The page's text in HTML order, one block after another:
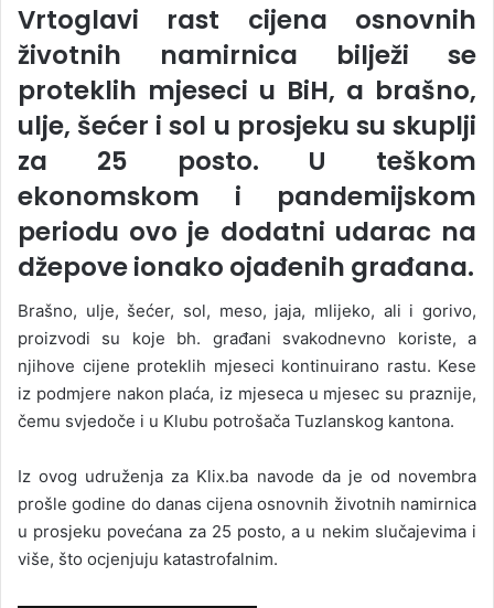
Vrtoglavi rast cijena osnovnih
životnih namirnica bilježi se
proteklih mjeseci u BiH, a brašno,
ulje, šećer i sol u prosjeku su skuplji
za 25 posto. U teškom
ekonomskom i pandemijskom
periodu ovo je dodatni udarac na
džepove ionako ojađenih građana.
Brašno, ulje, šećer, sol, meso, jaja, mlijeko, ali i gorivo,
proizvodi su koje bh. građani svakodnevno koriste, a
njihove cijene proteklih mjeseci kontinuirano rastu. Kese
iz podmjere nakon plaća, iz mjeseca u mjesec su praznije,
čemu svjedoče i u Klubu potrošača Tuzlanskog kantona.
Iz ovog udruženja za Klix.ba navode da je od novembra
prošle godine do danas cijena osnovnih životnih namirnica
u prosjeku povećana za 25 posto, a u nekim slučajevima i
više, što ocjenjuju katastrofalnim.